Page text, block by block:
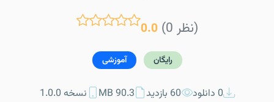
0.0 (0 نظر)
رایگان آموزشی
0 دانلود 60 بازدید 90.3 MB نسخه 1.0.0